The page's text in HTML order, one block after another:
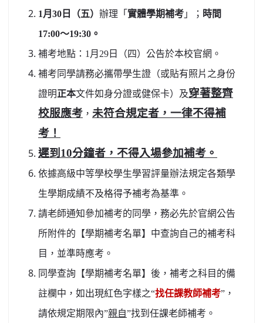
啟英高中-汽車科榮耀桃園
啟英高中-時尚科桃園第一
1 月30日（五） 辦理「 實體學期補考 」； 時間
17:00～19:30。
補考地點：1月29日（四）公告於本校官網。
補考同學請務必攜帶學生證（或貼有照片之身份
證明正本文件如身分證或健保卡）及穿著整齊
校服應考 ， 未符合規定者，一律不得補
考！
遲到10分鐘者，不得入場參加補考。
依據高級中等學校學生學習評量辦法規定各類學
生學期成績不及格得予補考為基準。
請老師通知參加補考的同學，務必先於官網公告
所附件的【學期補考名單】中查詢自己的補考科
目，並準時應考。
同學查詢【學期補考名單】後，補考之科目的備
註欄中，如出現紅色字樣之“找任課教師補考”，
請依規定期限內”親自”找到任課老師補考。